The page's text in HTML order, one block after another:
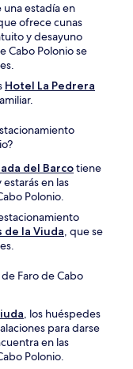
una estadía en
ofrece cunas
y desayuno
Cabo Polonio se
Hotel La Pedrera
del Barcotiene
en las
Polonio.
de la Viuda, que se
Faro de Cabo
, los huéspedes
para darse
en las
Polonio.